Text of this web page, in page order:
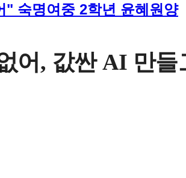
숙명여중 2학년 윤혜원양
어, 값싼 AI 만들